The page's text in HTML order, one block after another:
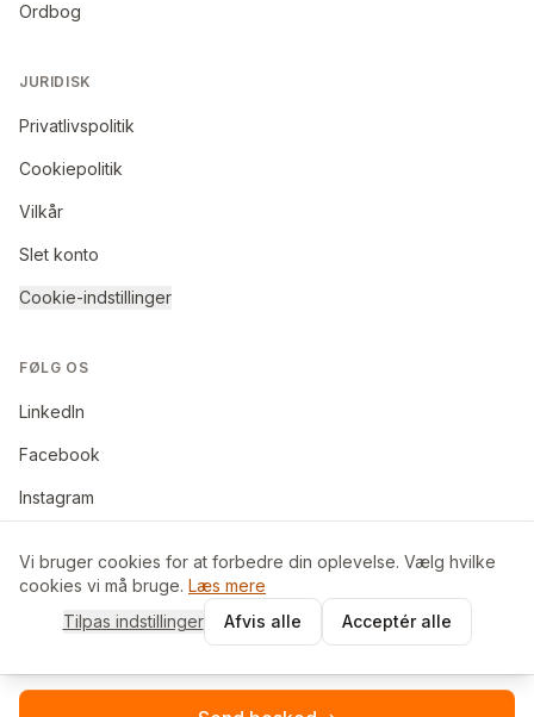
Ordbog
JURIDISK
Privatlivspolitik
Cookiepolitik
Vilkår
Slet konto
Cookie-indstillinger
FØLG OS
LinkedIn
Facebook
Instagram
©2026BoligByt ApS. Alle rettigheder forbeholdes.
Made in Denmark
Vi bruger cookies for at forbedre din oplevelse. Vælg hvilke
cookies vi må bruge. Læs mere
Tilpas indstillinger
Afvis alle Acceptér alle